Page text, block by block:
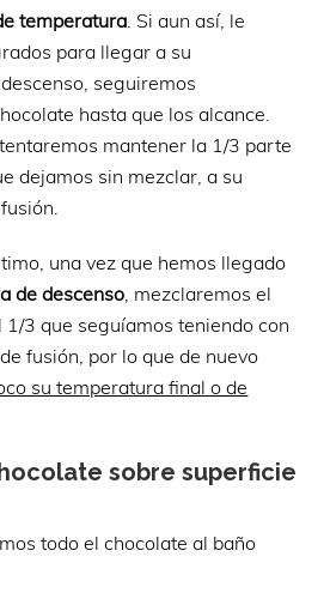
temperatura. Si aun así, le
para llegar a su
seguiremos
hasta que los alcance.
mantener la 1/3 parte
dejamos sin mezclar, a su
una vez que hemos llegado
de descenso, mezclaremos el
1/3 que seguíamos teniendo con
fusión, por lo que de nuevo
su temperatura final o de
sobre superficie
todo el chocolate al baño